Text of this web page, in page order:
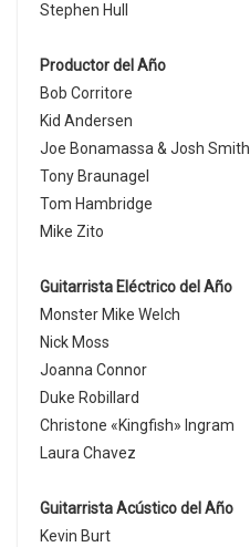
Stephen Hull
Productor del Año
Bob Corritore
Kid Andersen
Joe Bonamassa & Josh Smith
Tony Braunagel
Tom Hambridge
Mike Zito
Guitarrista Eléctrico del Año
Monster Mike Welch
Nick Moss
Joanna Connor
Duke Robillard
Christone «Kingfish» Ingram
Laura Chavez
Guitarrista Acústico del Año
Kevin Burt